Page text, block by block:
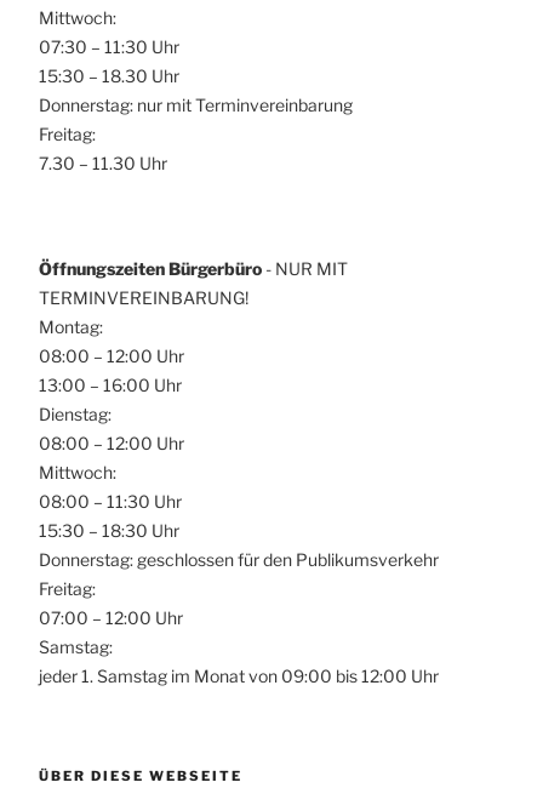
Mittwoch:
07:30 – 11:30 Uhr
15:30 – 18.30 Uhr
Donnerstag: nur mit Terminvereinbarung
Freitag:
7.30 – 11.30 Uhr
Öffnungszeiten Bürgerbüro - NUR MIT
TERMINVEREINBARUNG!
Montag:
08:00 – 12:00 Uhr
13:00 – 16:00 Uhr
Dienstag:
08:00 – 12:00 Uhr
Mittwoch:
08:00 – 11:30 Uhr
15:30 – 18:30 Uhr
Donnerstag: geschlossen für den Publikumsverkehr
Freitag:
07:00 – 12:00 Uhr
Samstag:
jeder 1. Samstag im Monat von 09:00 bis 12:00 Uhr
ÜBER DIESE WEBSEITE